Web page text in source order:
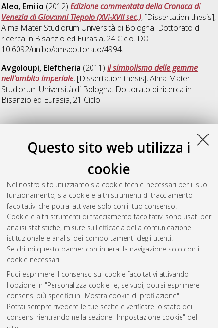
Questo sito web utilizza i
cookie
Nel nostro sito utilizziamo sia cookie tecnici necessari per il suo
funzionamento, sia cookie e altri strumenti di tracciamento
facoltativi che potrai attivare solo con il tuo consenso.
Cookie e altri strumenti di tracciamento facoltativi sono usati per
analisi statistiche, misure sull'efficacia della comunicazione
istituzionale e analisi dei comportamenti degli utenti.
Se chiudi questo banner continuerai la navigazione solo con i
cookie necessari.
Puoi esprimere il consenso sui cookie facoltativi attivando
l'opzione in "Personalizza cookie" e, se vuoi, potrai esprimere
consensi più specifici in "Mostra cookie di profilazione".
Potrai sempre rivedere le tue scelte e verificare lo stato dei
consensi rientrando nella sezione "Impostazione cookie" del
Aleo, Emilio (2012)Edizione commentata della Cronaca di
Venezia di Giovanni Tiepolo (XVI-XVII sec.), [Dissertation thesis],
Alma Mater Studiorum Università di Bologna. Dottorato di
ricerca in Bisanzio ed Eurasia, 24 Ciclo. DOI
10.6092/unibo/amsdottorato/4994.
Avgoloupi, Eleftheria (2011)Il simbolismo delle gemme
nell'ambito imperiale, [Dissertation thesis], Alma Mater
Studiorum Università di Bologna. Dottorato di ricerca in
Bisanzio ed Eurasia, 21 Ciclo.
P
Pomero, Margherita Elena(2012)L’iconografia
dell’imperatore alato nel contesto della teologia politica
, [Dissertation thesis], Alma Mater Studiorum
Università di Bologna. Dottorato di ricerca inBisanzio ed
Eurasia, 24 Ciclo. DOI 10.6092/unibo/amsdottorato/5043.
Questa lista e' stata generata ilSat Aug 8 20:47:52 2026
Atom
Rss 1.0
Rss 2.0